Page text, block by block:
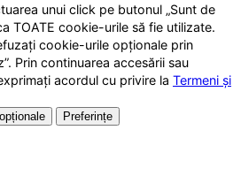
unui click pe butonul „Sunt de
TOATE cookie-urile să fie utilizate.
cookie-urile opționale prin
Prin continuarea accesării sau
acordul cu privire la Termeni și
Preferințe